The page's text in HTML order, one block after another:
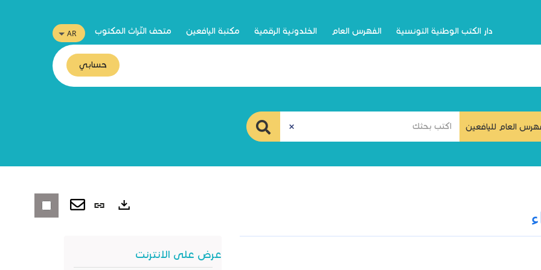
دار الكتب الوطنية التونسية الفهرس العام الخلدونية الرقمية مكتبة اليافعين متحف التّراث المكتوب
حسابي
العام لليافعين
رابط
عرض على الانترنت